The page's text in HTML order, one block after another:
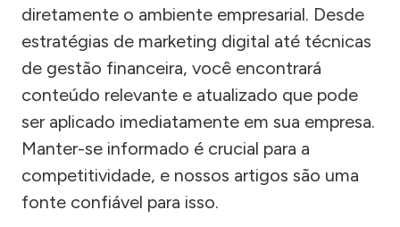
diretamente o ambiente empresarial. Desde
estratégias de marketing digital até técnicas
de gestão financeira, você encontrará
conteúdo relevante e atualizado que pode
ser aplicado imediatamente em sua empresa.
Manter-se informado é crucial para a
competitividade, e nossos artigos são uma
fonte confiável para isso.